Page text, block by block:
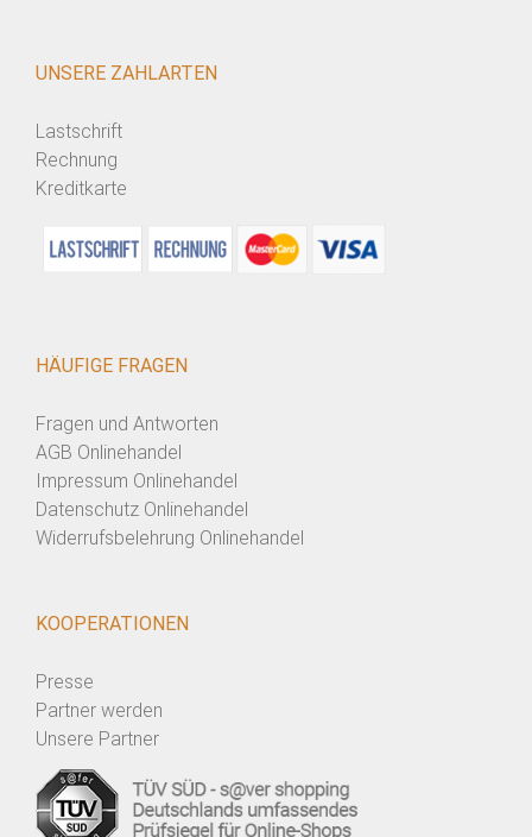
UNSERE ZAHLARTEN
Lastschrift
Rechnung
Kreditkarte
HÄUFIGE FRAGEN
Fragen und Antworten
AGB Onlinehandel
Impressum Onlinehandel
Datenschutz Onlinehandel
Widerrufsbelehrung Onlinehandel
KOOPERATIONEN
Presse
Partner werden
Unsere Partner